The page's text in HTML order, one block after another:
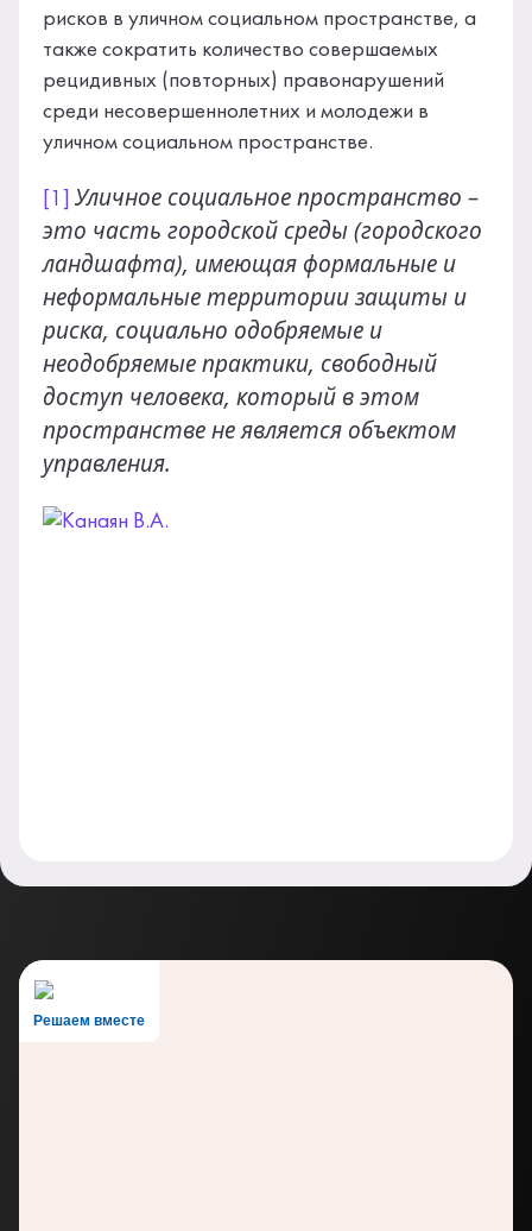
рисков в уличном социальном пространстве, a
также сократить количество совершаемых
рецидивных (повторных) правонарушений
среди несовершеннолетних и молодежи в
уличном социальном пространстве.
[1]
Уличное социальное пространство –
это часть городской среды (городского
ландшафта), имеющая формальные и
неформальные территории защиты и
риска, социально одобряемые и
неодобряемые практики, свободный
доступ человека, который в этом
пространстве не является объектом
управления.
Решаем вместе